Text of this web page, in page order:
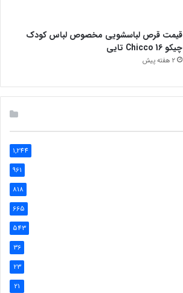
قیمت قرص لباسشویی مخصوص لباس کودک
چیکو Chicco 16 تایی
2 هفته پیش
1,244
961
818
665
543
36
23
21